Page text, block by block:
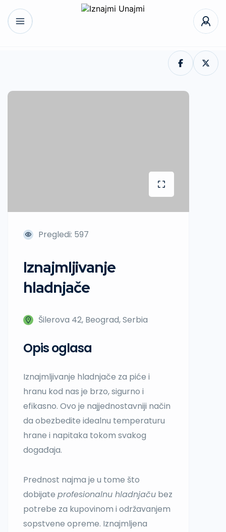
Pregledi: 597
Iznajmljivanje
hladnjače
Šilerova 42, Beograd, Serbia
Opis oglasa
Iznajmljivanje hladnjače za piće i
hranu kod nas je brzo, sigurno i
efikasno. Ovo je najjednostavniji način
da obezbedite idealnu temperaturu
hrane i napitaka tokom svakog
događaja.
Prednost najma je u tome što
dobijate profesionalnu hladnjaču bez
potrebe za kupovinom i održavanjem
sopstvene opreme. Iznajmljena